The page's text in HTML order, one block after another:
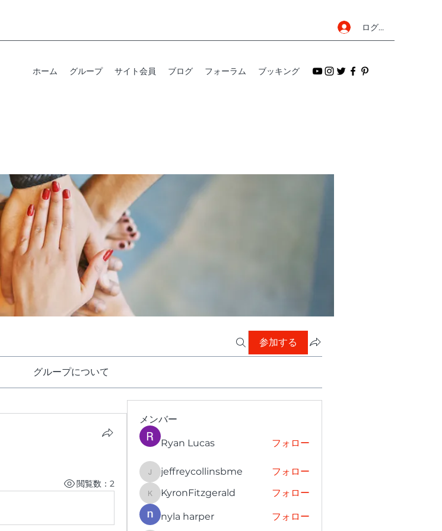
ログイン
ホーム グループ サイト会員 ブログ フォーラム ブッキング
参加する
グループについて
閲覧数：2
メンバー
Ryan Lucas フォロー
jeffreycollinsbme
jeffreycollinsbme フォロー
KyronFitzgerald
KyronFitzgerald フォロー
nyla harper フォロー